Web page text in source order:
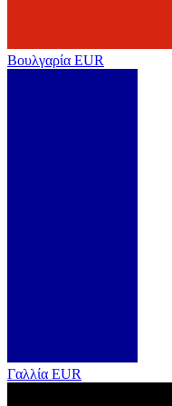
Βουλγαρία EUR
Γαλλία EUR